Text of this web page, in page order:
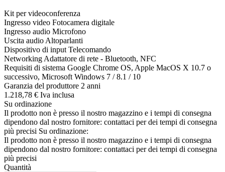
Kit per videoconferenza
Ingresso video Fotocamera digitale
Ingresso audio Microfono
Uscita audio Altoparlanti
Dispositivo di input Telecomando
Networking Adattatore di rete - Bluetooth, NFC
Requisiti di sistema Google Chrome OS, Apple MacOS X 10.7 o
successivo, Microsoft Windows 7 / 8.1 / 10
Garanzia del produttore 2 anni
1.218,78 € Iva inclusa
Su ordinazione
Il prodotto non è presso il nostro magazzino e i tempi di consegna
dipendono dal nostro fornitore: contattaci per dei tempi di consegna
più precisi Su ordinazione:
Il prodotto non è presso il nostro magazzino e i tempi di consegna
dipendono dal nostro fornitore: contattaci per dei tempi di consegna
più precisi
Quantità